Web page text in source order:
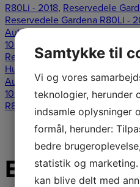
R80Li - 2018, Reservedele
Reservedele Gardena R80Li -
Automower 105 - 2016,
105 - 2017
Reservedele
Reservedele Husqvarna
Husqvarna Automower 105 -
Automower 105 - 2021,
105 - 2022,ROB R600/ROB
R800/ROB R1000, år 2018-
Beskrivelse
Beskrivelse
Samtykke til
Vi og vores
teknologier, herunder
indsamle oplysninger
formål, herunder:
bedre
statistik og
kan blive delt med